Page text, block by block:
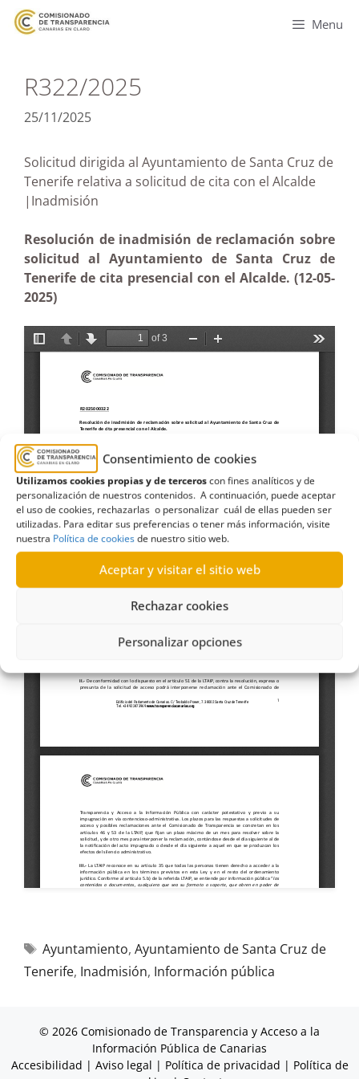
Consentimiento de cookies
Utilizamos cookies propias y de terceroscon fines analíticos y de
personalización de nuestros contenidos. A continuación, puede aceptar
el uso de cookies, rechazarlas o personalizar cuál de ellas pueden ser
utilizadas. Para editar sus preferencias o tener más información, visite
nuestra Política de cookiesde nuestro sitio web.
Aceptar y visitar el sitio web
Rechazar cookies
Personalizar opciones
Menu
R322/2025
25/11/2025
Solicitud dirigida al Ayuntamiento de Santa Cruz de
Tenerife relativa a solicitud de cita con el Alcalde
|Inadmisión
Resolución de inadmisión de reclamación sobre
solicitud al Ayuntamiento de Santa Cruz de
Tenerife de cita presencial con el Alcalde. (12-05-
2025)
Ayuntamiento, Ayuntamiento de Santa Cruz de
Tenerife, Inadmisión, Información pública
© 2026 Comisionado de Transparencia y Acceso a la
Información Pública de Canarias
Accesibilidad | Aviso legal | Política de privacidad | Política de